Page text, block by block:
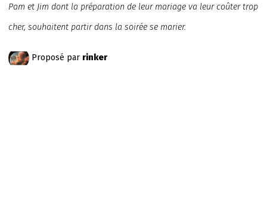
Pam et Jim dont la préparation de leur mariage va leur coûter trop
cher, souhaitent partir dans la soirée se marier.
Proposé par rinker